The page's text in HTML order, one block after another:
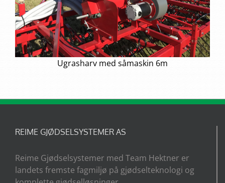
Ugrasharv med såmaskin 6m
REIME GJØDSELSYSTEMER AS
Reime Gjødselsystemer med Team Hektner er
landets fremste fagmiljø på gjødselteknologi og